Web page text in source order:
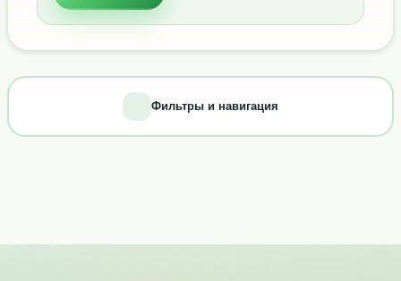
Фильтры и навигация